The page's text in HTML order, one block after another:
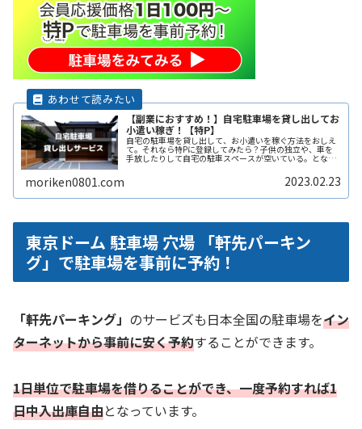
【副業におすすめ！】自宅駐車場を貸し出してお
小遣い稼ぎ！【特P】
自宅の駐車場を貸し出して、お小遣いを稼ぐ方法をおしえ
て。それなら特Pに登録してみたら？子供の独立や、車を
手放したりして自宅の駐車スペースが空いている。となり
貸すと副収入になると聞いたことがReadMore...
moriken0801.com 2023.02.23
東京ドーム 駐車場 穴場 「軒先パーキン
グ」で駐車場を事前に予約！
「軒先パーキング」 のサービズも日本全国の駐車場をイン
ターネットから事前に安く予約することができます。
1日単位で駐車場を借りることができ、一度予約すれば1
日中入出庫自由となっています。